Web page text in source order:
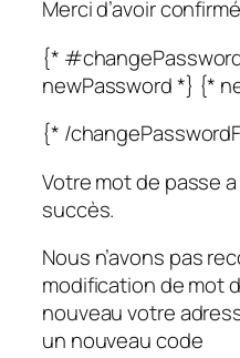
Merci d’avoir
{*
newPassword *} {*
{* /
Votre mot de passe
succès.
Nous n’avons pas
modification de mot
nouveau votre
un nouveau code